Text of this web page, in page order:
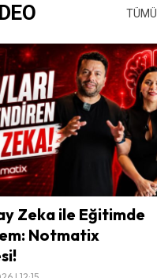
TÜMÜ
Zeka ile Eğitimde
Notmatix